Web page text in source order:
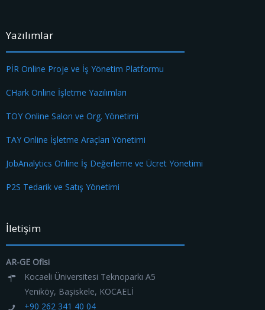
Yazılımlar
PİR Online Proje ve İş Yönetim Platformu
CHark Online İşletme Yazılımları
TOY Online Salon ve Org. Yönetimi
TAY Online İşletme Araçları Yönetimi
JobAnalytics Online İş Değerleme ve Ücret Yönetimi
P2S Tedarik ve Satış Yönetimi
İletişim
AR-GE Ofisi
Kocaeli Üniversitesi Teknoparkı A5
Yeniköy, Başiskele, KOCAELİ
+90 262 341 40 04